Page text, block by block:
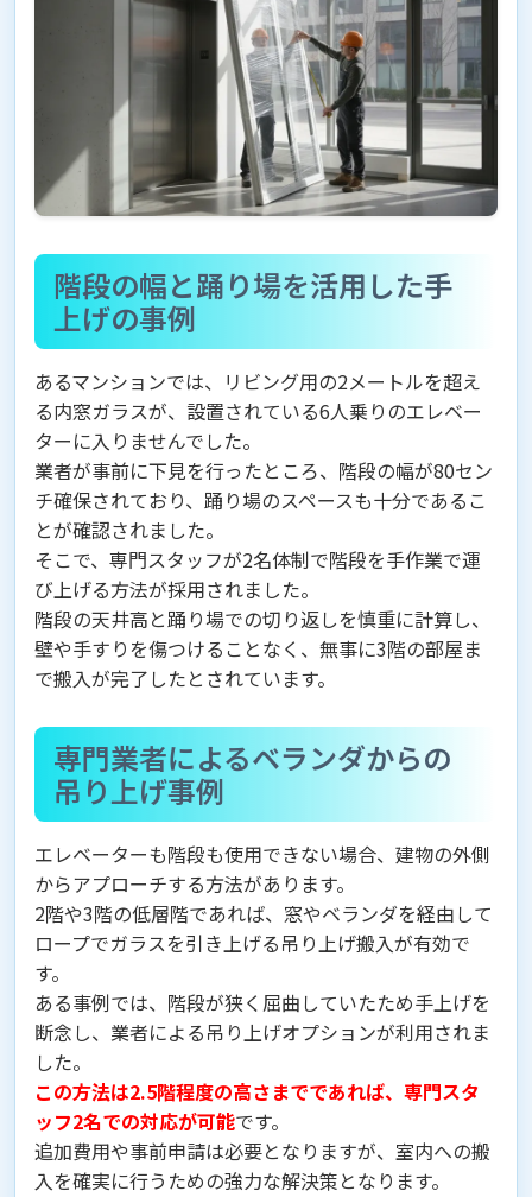
階段の幅と踊り場を活用した手
上げの事例
あるマンションでは、リビング用の2メートルを超え
る内窓ガラスが、設置されている6人乗りのエレベー
ターに入りませんでした。
業者が事前に下見を行ったところ、階段の幅が80セン
チ確保されており、踊り場のスペースも十分であるこ
とが確認されました。
そこで、専門スタッフが2名体制で階段を手作業で運
び上げる方法が採用されました。
階段の天井高と踊り場での切り返しを慎重に計算し、
壁や手すりを傷つけることなく、無事に3階の部屋ま
で搬入が完了したとされています。
専門業者によるベランダからの
吊り上げ事例
エレベーターも階段も使用できない場合、建物の外側
からアプローチする方法があります。
2階や3階の低層階であれば、窓やベランダを経由して
ロープでガラスを引き上げる吊り上げ搬入が有効で
す。
ある事例では、階段が狭く屈曲していたため手上げを
断念し、業者による吊り上げオプションが利用されま
した。
この方法は2.5階程度の高さまでであれば、専門スタ
ッフ2名での対応が可能です。
追加費用や事前申請は必要となりますが、室内への搬
入を確実に行うための強力な解決策となります。